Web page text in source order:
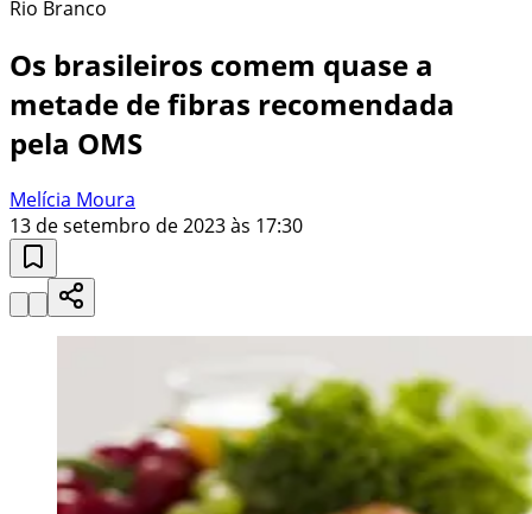
Rio Branco
Os brasileiros comem quase a
metade de fibras recomendada
pela OMS
Melícia Moura
13 de setembro de 2023 às 17:30